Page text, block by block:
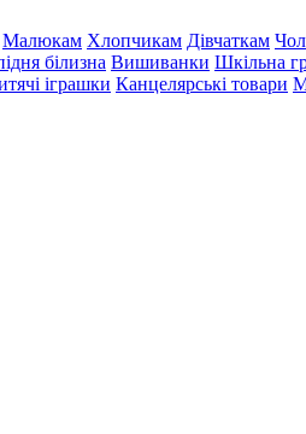
Малюкам Хлопчикам Дівчаткам
білизна Вишиванки Шкільна
іграшки Канцелярські товари